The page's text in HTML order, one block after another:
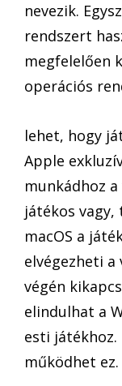
nevezik.
rendszert
megfelelően
operációs
lehet, hogy
Apple
munkádhoz
játékos vagy,
macOS a
elvégezheti a
végén
elindulhat a
esti játékhoz.
működhet ez.